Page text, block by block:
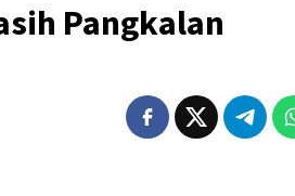
Pangkalan